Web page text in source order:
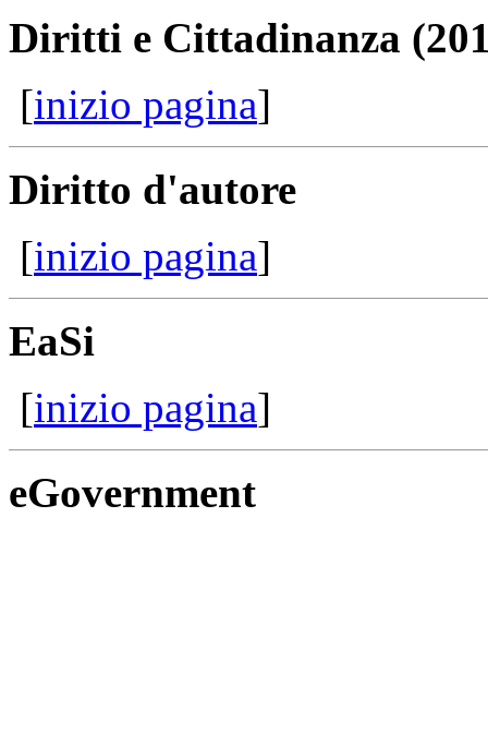
Diritti e Cittadinanza
[inizio pagina]
Diritto d'autore
[inizio pagina]
EaSi
[inizio pagina]
eGovernment